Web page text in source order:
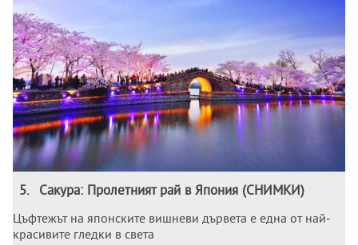
5. Сакура: Пролетният рай в Япония (СНИМКИ)
Цъфтежът на японските вишневи дървета е една от най-
красивите гледки в света